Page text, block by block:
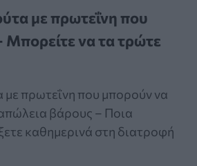
με πρωτεΐνη που
Μπορείτε να τα τρώτε
με πρωτεΐνη που μπορούν να
βάρους – Ποια
καθημερινά στη διατροφή